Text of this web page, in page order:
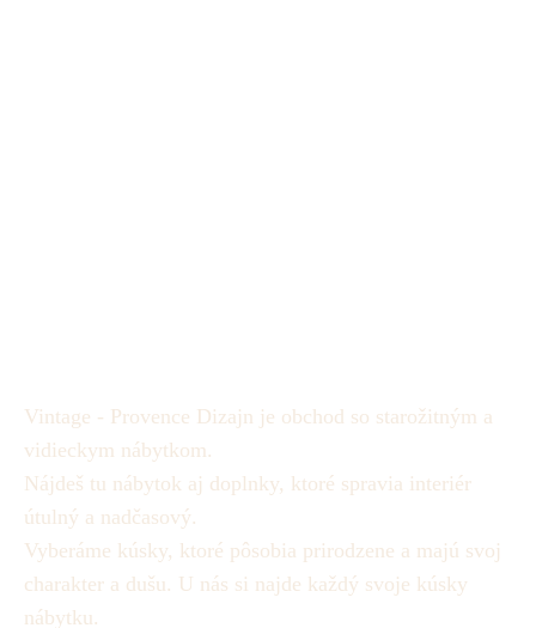
Vintage - Provence Dizajn je obchod so starožitným a
vidieckym nábytkom.
Nájdeš tu nábytok aj doplnky, ktoré spravia interiér
útulný a nadčasový.
Vyberáme kúsky, ktoré pôsobia prirodzene a majú svoj
charakter a dušu. U nás si najde každý svoje kúsky
nábytku.